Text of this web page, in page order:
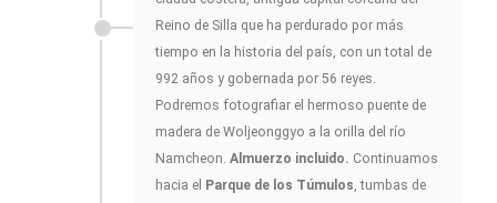
Reino de Silla que ha perdurado por más
tiempo en la historia del país, con un total de
992 años y gobernada por 56 reyes.
Podremos fotografiar el hermoso puente de
madera de Woljeonggyo a la orilla del río
Namcheon. Almuerzo incluido. Continuamos
hacia el Parque de los Túmulos, tumbas de